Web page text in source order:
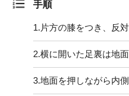
手順
1. 片方の膝をつき、反
2.横に開いた足裏は地
3.地面を押しながら内